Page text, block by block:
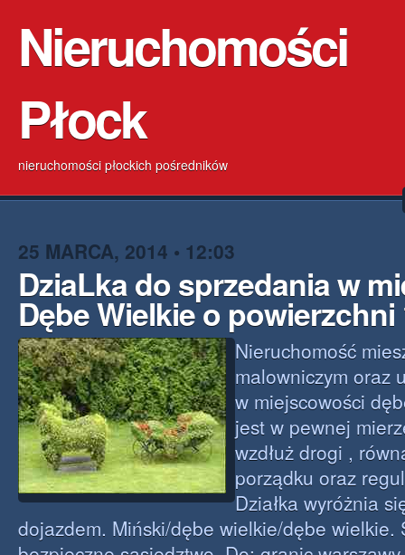
Nieruchomości
Płock
nieruchomości płockich pośredników
25 MARCA, 2014 • 12:03
DziaLka do sprzedania w
Dębe Wielkie o powierzchni
Nieruchomość
malowniczym oraz
w miejscowości
jest w pewnej
wzdłuż drogi ,
porządku oraz
Działka wyróżnia
dojazdem. Miński/dębe wielkie/dębe wielkie.